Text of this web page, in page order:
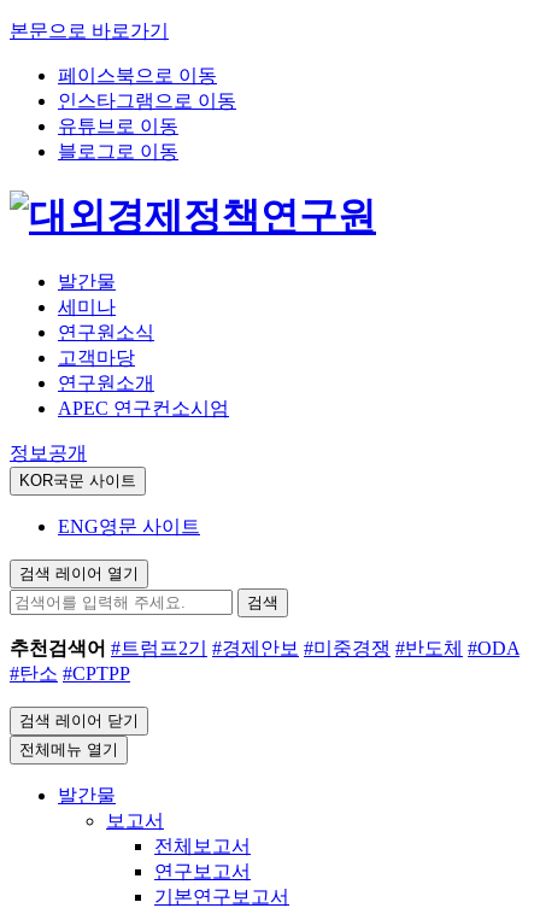
본문으로 바로가기
페이스북으로 이동
인스타그램으로 이동
유튜브로 이동
블로그로 이동
발간물
세미나
연구원소식
고객마당
연구원소개
APEC 연구컨소시엄
정보공개
KOR국문 사이트
ENG영문 사이트
검색 레이어 열기
검색
추천검색어 #트럼프2기 #경제안보 #미중경쟁 #반도체 #ODA
#탄소 #CPTPP
검색 레이어 닫기
전체메뉴 열기
발간물
보고서
전체보고서
연구보고서
기본연구보고서